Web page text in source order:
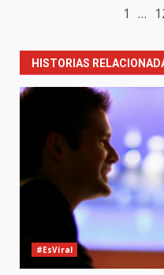
1 …
HISTORIAS
#EsViral